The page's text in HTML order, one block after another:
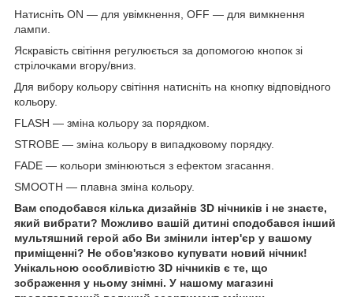
Натисніть ON — для увімкнення, OFF — для вимкнення
лампи.
Яскравість світіння регулюється за допомогою кнопок зі
стрілочками вгору/вниз.
Для вибору кольору світіння натисніть на кнопку відповідного
кольору.
FLASH — зміна кольору за порядком.
STROBE — зміна кольору в випадковому порядку.
FADE — кольори змінюються з ефектом згасання.
SMOOTH — плавна зміна кольору.
Вам сподобався кілька дизайнів 3D нічників і не знаєте,
який вибрати? Можливо вашій дитині сподобався інший
мультяшний герой або Ви змінили інтер'єр у вашому
приміщенні? Не обов'язково купувати новий нічник!
Унікальною особливістю 3D нічників є те, що
зображення у ньому знімні. У нашому магазині